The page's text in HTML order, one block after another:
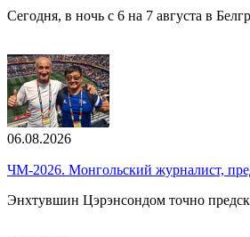
Сегодня, в ночь с 6 на 7 августа в
06.08.2026
ЧМ-2026. Монгольский журналист,
Энхтувшин Цэрэнсондом точно